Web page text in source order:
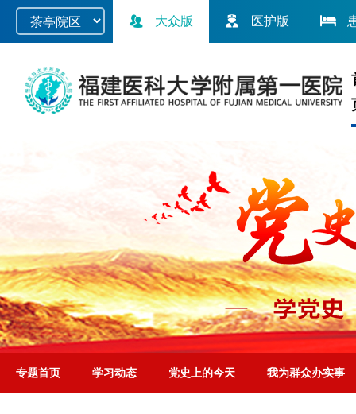
大众版 医护版
专题首页 学习动态 党史上的今天 我为群众办实事